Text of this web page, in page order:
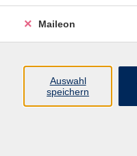
Maileon
Auswahl
speichern